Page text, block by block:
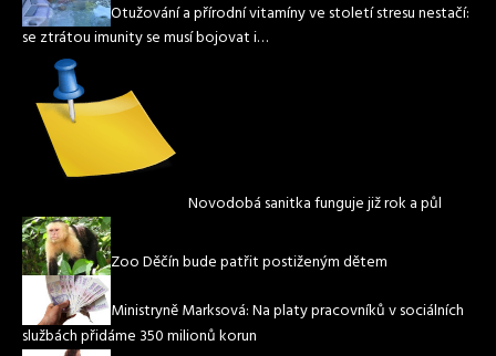
Otužování a přírodní vitamíny ve století stresu nestačí:
se ztrátou imunity se musí bojovat i…
Novodobá sanitka funguje již rok a půl
Zoo Děčín bude patřit postiženým dětem
Ministryně Marksová: Na platy pracovníků v sociálních
službách přidáme 350 milionů korun